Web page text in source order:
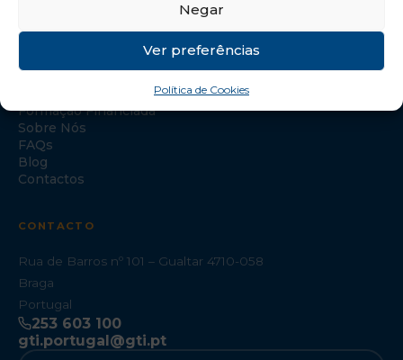
Negar
Ver preferências
Política de Cookies
Formação Especializada
Formação Financiada
Sobre Nós
FAQs
Blog
Contactos
CONTACTO
Rua de Barros nº 101 – Gualtar 4710-058
Braga
Portugal
253 603 100
gti.portugal@gti.pt